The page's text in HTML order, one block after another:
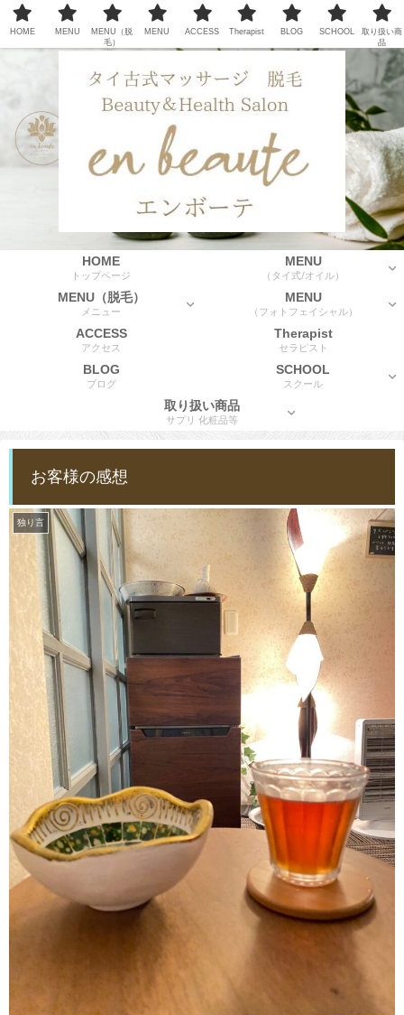
HOME
トップページ
MENU
（タイ式/オイル）
MENU（脱毛）
メニュー
MENU
（フォトフェイシャル）
ACCESS
アクセス
Therapist
セラピスト
BLOG
ブログ
SCHOOL
スクール
取り扱い商品
サプリ 化粧品等
お客様の感想
独り言
HOME MENU
MENU（脱
毛）
MENU ACCESS Therapist BLOG SCHOOL
取り扱い商
品